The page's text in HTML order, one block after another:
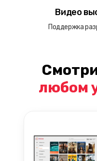
Видео
Поддержка
любом